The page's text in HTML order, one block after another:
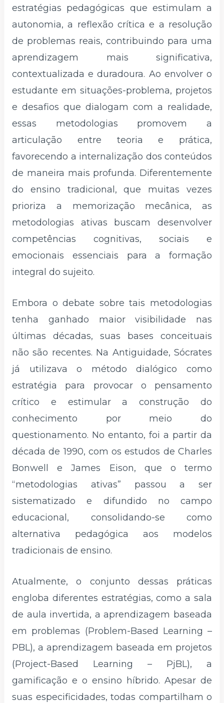
estratégias pedagógicas que estimulam a
autonomia, a reflexão crítica e a resolução
de problemas reais, contribuindo para uma
aprendizagem mais significativa,
contextualizada e duradoura. Ao envolver o
estudante em situações-problema, projetos
e desafios que dialogam com a realidade,
essas metodologias promovem a
articulação entre teoria e prática,
favorecendo a internalização dos conteúdos
de maneira mais profunda. Diferentemente
do ensino tradicional, que muitas vezes
prioriza a memorização mecânica, as
metodologias ativas buscam desenvolver
competências cognitivas, sociais e
emocionais essenciais para a formação
integral do sujeito.
Embora o debate sobre tais metodologias
tenha ganhado maior visibilidade nas
últimas décadas, suas bases conceituais
não são recentes. Na Antiguidade, Sócrates
já utilizava o método dialógico como
estratégia para provocar o pensamento
crítico e estimular a construção do
conhecimento por meio do
questionamento. No entanto, foi a partir da
década de 1990, com os estudos de Charles
Bonwell e James Eison, que o termo
“metodologias ativas” passou a ser
sistematizado e difundido no campo
educacional, consolidando-se como
alternativa pedagógica aos modelos
tradicionais de ensino.
Atualmente, o conjunto dessas práticas
engloba diferentes estratégias, como a sala
de aula invertida, a aprendizagem baseada
em problemas (Problem-Based Learning –
PBL), a aprendizagem baseada em projetos
(Project-Based Learning – PjBL), a
gamificação e o ensino híbrido. Apesar de
suas especificidades, todas compartilham o